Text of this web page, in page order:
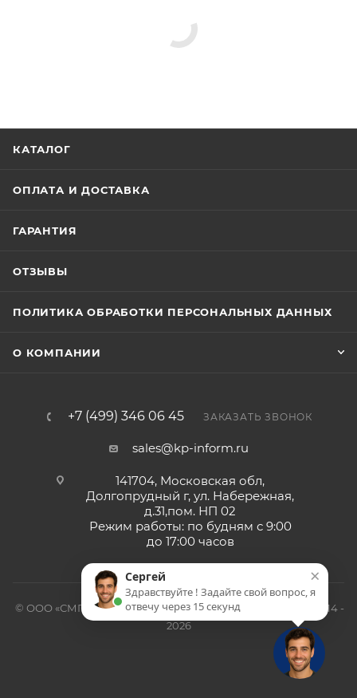
КАТАЛОГ
ОПЛАТА И ДОСТАВКА
ГАРАНТИЯ
ОТЗЫВЫ
ПОЛИТИКА ОБРАБОТКИ ПЕРСОНАЛЬНЫХ ДАННЫХ
О КОМПАНИИ
+7 (499) 346 06 45 ЗАКАЗАТЬ ЗВОНОК
sales@kp-inform.ru
141704, Московская обл,
Долгопрудный г, ул. Набережная,
д.31,пом. НП 02
Режим работы: по будням с 9:00
до 17:00 часов
© ООО «СМП-Проект», поставка серверных запчастей, 2014 -
2026
×
Сергей
Здравствуйте ! Задайте свой вопрос, я
отвечу через 15 секунд